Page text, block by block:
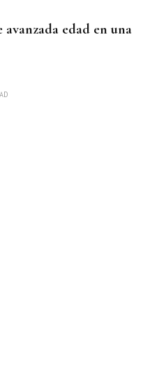
edad en una